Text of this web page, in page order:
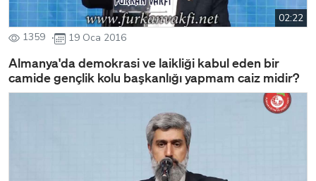
02:22
1359
19 Oca 2016
Almanya'da demokrasi ve laikliği kabul eden bir
camide gençlik kolu başkanlığı yapmam caiz midir?